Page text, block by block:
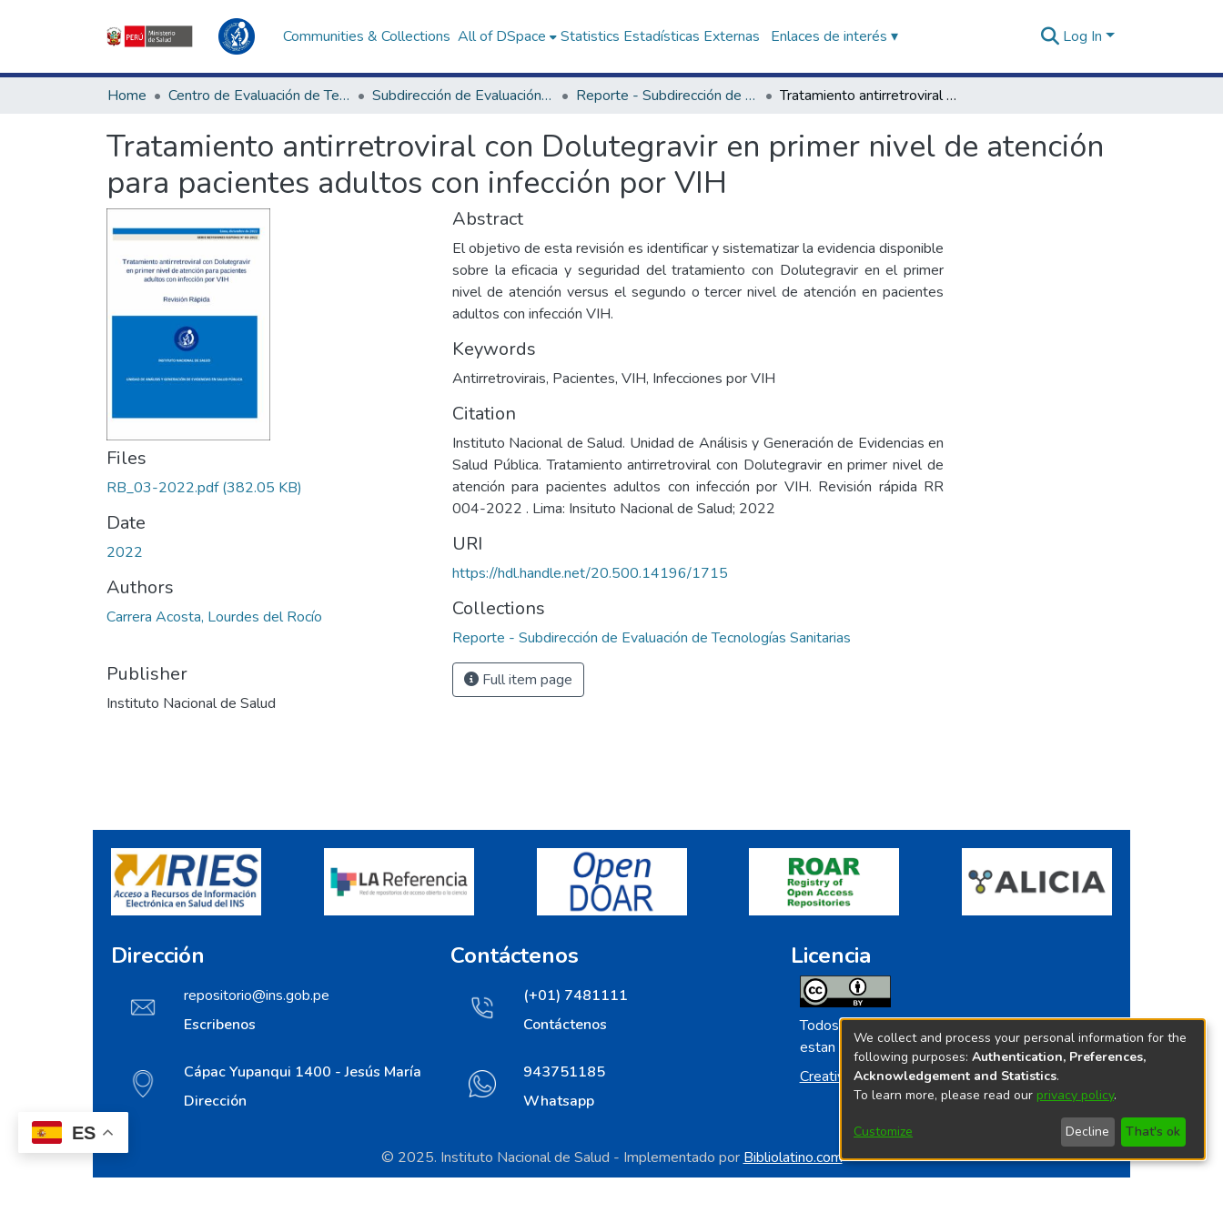
ES
Communities & Collections All of DSpace Statistics Estadísticas Externas Enlaces de interés ▾ Log In
Home Centro de Evaluación de Tecnologías en Salud Subdirección de Evaluación de Tecnologías Sanitarias Reporte - Subdirección de Evaluación de Tecnologías Sanitarias Tratamiento antirretroviral con Dolutegravir en primer nivel de atención para pacientes adultos con infección por VIH
Tratamiento antirretroviral con Dolutegravir en primer nivel de atención
para pacientes adultos con infección por VIH
Files
RB_03-2022.pdf(382.05 KB)
Date
2022
Authors
Carrera Acosta, Lourdes del Rocío
Publisher
Instituto Nacional de Salud
Abstract
El objetivo de esta revisión es identificar y sistematizar la evidencia disponible
sobre la eficacia y seguridad del tratamiento con Dolutegravir en el primer
nivel de atención versus el segundo o tercer nivel de atención en pacientes
adultos con infección VIH.
Keywords
Antirretrovirais, Pacientes, VIH, Infecciones por VIH
Citation
Instituto Nacional de Salud. Unidad de Análisis y Generación de Evidencias en
Salud Pública. Tratamiento antirretroviral con Dolutegravir en primer nivel de
atención para pacientes adultos con infección por VIH. Revisión rápida RR
004-2022 . Lima: Insituto Nacional de Salud; 2022
URI
https://hdl.handle.net/20.500.14196/1715
Collections
Reporte - Subdirección de Evaluación de Tecnologías Sanitarias
Full item page
Dirección
repositorio@ins.gob.pe
Escribenos
Cápac Yupanqui 1400 - Jesús María
Dirección
Contáctenos
(+01) 7481111
Contáctenos
943751185
Whatsapp
Licencia
Todos los contenidos de repositorio.ins.gob.pe
estan licenciados bajo
Creative Commoms License
© 2025. Instituto Nacional de Salud - Implementado por Bibliolatino.com
We collect and process your personal information for the
following purposes: Authentication, Preferences,
Acknowledgement and Statistics.
To learn more, please read our privacy policy.
Customize Decline That's ok